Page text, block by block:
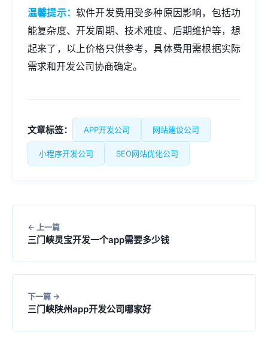
温馨提示： 软件开发费用受多种原因影响，包括功
能复杂度、开发周期、技术难度、后期维护等，想
起来了，以上价格只供参考，具体费用需根据实际
需求和开发公司协商确定。
文章标签： APP开发公司 网站建设公司
小程序开发公司 SEO网站优化公司
上一篇
三门峡灵宝开发一个app需要多少钱
下一篇
三门峡陕州app开发公司哪家好